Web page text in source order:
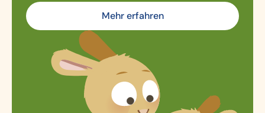
Mehr erfahren